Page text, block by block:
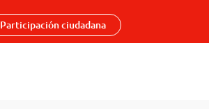
Participación ciudadana